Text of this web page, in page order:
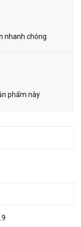
nhanh chóng
phẩm này